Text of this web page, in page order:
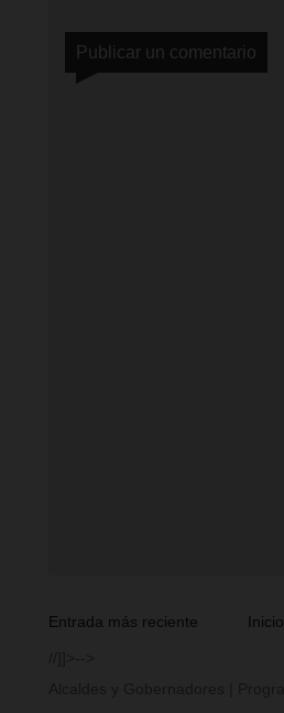
Publicar un comentario
Entrada más reciente Inicio